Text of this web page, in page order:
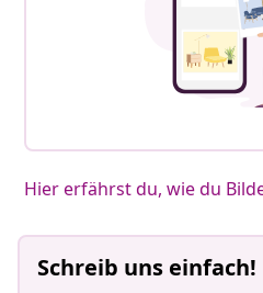
Hier erfährst du, wie du
Schreib uns einfach!